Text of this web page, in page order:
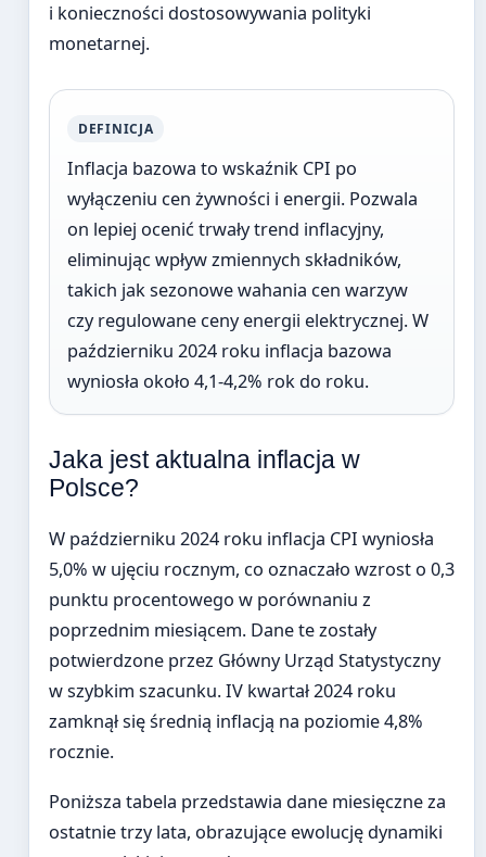
i konieczności dostosowywania polityki
monetarnej.
DEFINICJA
Inflacja bazowa to wskaźnik CPI po
wyłączeniu cen żywności i energii. Pozwala
on lepiej ocenić trwały trend inflacyjny,
eliminując wpływ zmiennych składników,
takich jak sezonowe wahania cen warzyw
czy regulowane ceny energii elektrycznej. W
październiku 2024 roku inflacja bazowa
wyniosła około 4,1-4,2% rok do roku.
Jaka jest aktualna inflacja w
Polsce?
W październiku 2024 roku inflacja CPI wyniosła
5,0% w ujęciu rocznym, co oznaczało wzrost o 0,3
punktu procentowego w porównaniu z
poprzednim miesiącem. Dane te zostały
potwierdzone przez Główny Urząd Statystyczny
w szybkim szacunku. IV kwartał 2024 roku
zamknął się średnią inflacją na poziomie 4,8%
rocznie.
Poniższa tabela przedstawia dane miesięczne za
ostatnie trzy lata, obrazujące ewolucję dynamiki